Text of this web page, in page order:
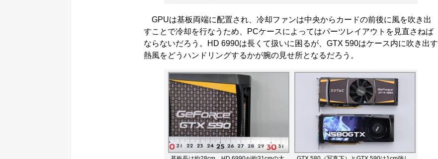
GPUは基板両端に配置され、冷却ファンは中央からカードの前後に風を吹き出
すことで冷却を行なうため、PCケースによってはパーツレイアウトを見直さねば
ならないだろう。HD 6990は長くて扱いに困るが、GTX 590はケース内に吹き出す
熱風をどうハンドリングするかが腕の見せ所となるだろう。